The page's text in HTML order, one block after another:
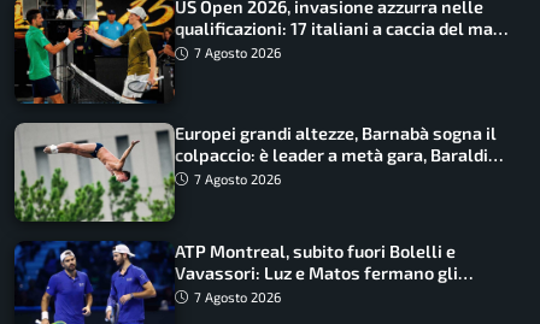
US Open 2026, invasione azzurra nelle
qualificazioni: 17 italiani a caccia del main
draw7 Agosto 2026
Europei grandi altezze, Barnabà sogna il
colpaccio: è leader a metà gara, Baraldi
ancora in corsa
7 Agosto 2026
ATP Montreal, subito fuori Bolelli e
Vavassori: Luz e Matos fermano gli
azzurri
7 Agosto 2026